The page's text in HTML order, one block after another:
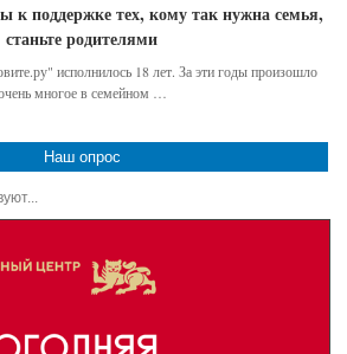
к поддержке тех, кому так нужна семья,
станьте родителями
исполнилось 18 лет. За эти годы произошло
многое в семейном …
Наш опрос